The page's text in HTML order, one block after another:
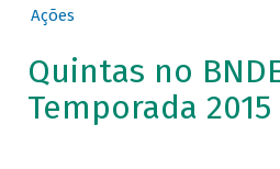
Ações
Quintas no
Temporada 2015